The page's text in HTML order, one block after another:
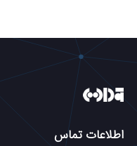
اطلاعات تماس